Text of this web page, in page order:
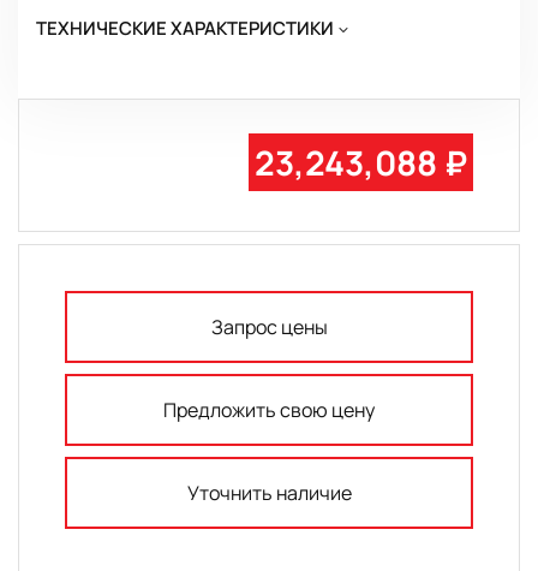
ТЕХНИЧЕСКИЕ ХАРАКТЕРИСТИКИ
23,243,088 ₽
Запрос цены
Предложить свою цену
Уточнить наличие